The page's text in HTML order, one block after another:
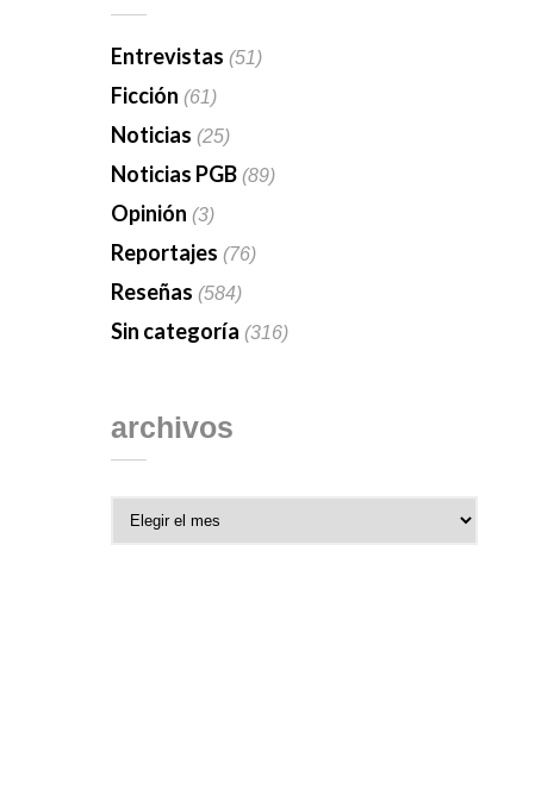
Entrevistas (51)
Ficción (61)
Noticias (25)
Noticias PGB (89)
Opinión (3)
Reportajes (76)
Reseñas (584)
Sin categoría (316)
archivos